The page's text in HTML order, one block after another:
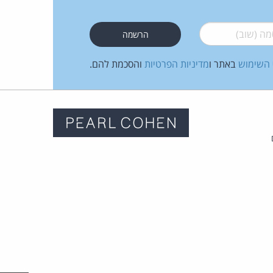
ברץ.
(שוב)*
השימוש באתר ומדיניות הפרטיות והסכמת להם.